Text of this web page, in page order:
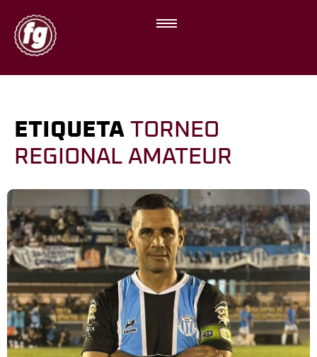
ETIQUETA TORNEO
REGIONAL AMATEUR